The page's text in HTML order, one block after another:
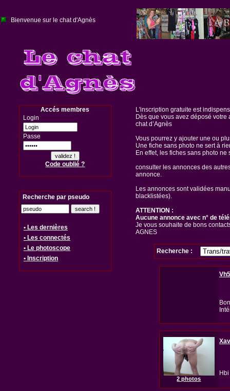
Bienvenue sur le chat d'Agnès
Accés membres
Login
Passe
Code oublié ?
Recherche par pseudo
• Les dernières
• Les connectés
• Le photoscope
• Inscription
L'inscription gratuite est
Dès que vous avez déposé
chat d’Agnès
Vous pourrez y ajouter une ou
Une fiche sans photo ne sert à
En effet, les fiches sans photo
consulter les annonces des
annonce.
Les annonces sont validées
blacklistées).
ATTENTION :
Aucune annonce avec n° de
Je vous souhaite de bons
AGNES
Recherche :
2 photos